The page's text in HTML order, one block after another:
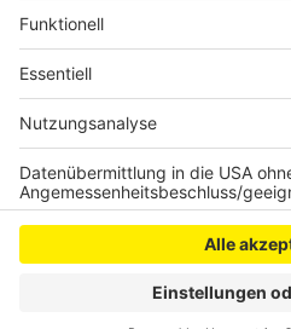
Anzeige
Anzeige